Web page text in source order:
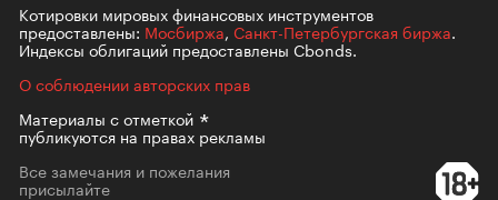
Котировки мировых финансовых инструментов
предоставлены: Мосбиржа, Санкт-Петербургская биржа.
Индексы облигаций предоставлены Cbonds.
О соблюдении авторских прав
Материалы сотметкой
публикуются на правах рекламы
Все замечания и пожелания
присылайте